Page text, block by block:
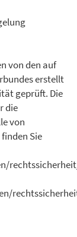
von den auf
erstellt
geprüft. Die
die
von
Sie